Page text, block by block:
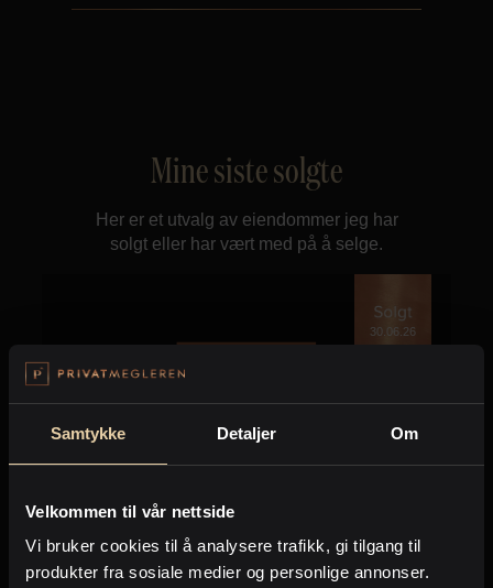
Samtykke Detaljer Om
Velkommen til vår nettside
Vi bruker cookies til å analysere trafikk, gi tilgang til
produkter fra sosiale medier og personlige annonser.
Mine siste solgte
Her er et utvalg av eiendommer jeg har
solgt eller har vært med på å selge.
30.06.26